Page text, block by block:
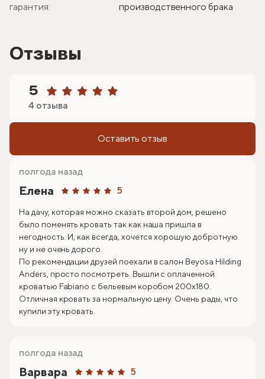
гарантия:
производственного брака
Отзывы
5
4 отзыва
Оставить отзыв
Елена 5
полгода назад
На дачу, которая можно сказать второй дом, решено
было поменять кровать так как наша пришла в
негодность. И, как всегда, хочется хорошую добротную
ну и не очень дорого.
По рекомендации друзей поехали в салон Beyosa Hilding
Anders, просто посмотреть. Вышли с оплаченной
кроватью Fabiano с бельевым коробом 200х180.
Отличная кровать за нормальную цену. Очень рады, что
купили эту кровать.
Варвара 5
полгода назад